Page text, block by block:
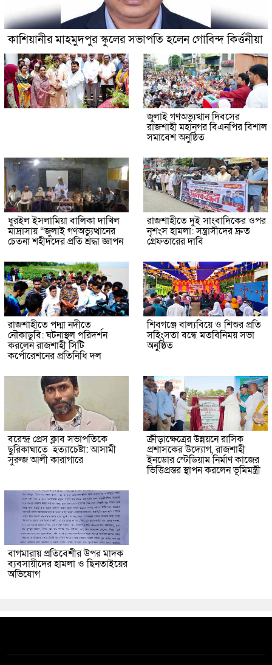
কাশিয়ানীর মাহমুদপুর স্কুলের সভাপতি হলেন গোবিন্দ কির্ত্তনীয়া
জুলাই গণঅভ্যুত্থান দিবসের
রাজশাহী মহানগর বিএনপির বিশাল
সমাবেশ অনুষ্ঠিত
ধুরইল ইসলামিয়া বালিকা দাখিল
মাদ্রাসায় “জুলাই গণঅভ্যুত্থানের
চেতনা শহীদদের প্রতি শ্রদ্ধা জ্ঞাপন
রাজশাহীতে দুই সাংবাদিকের ওপর
নৃশংস হামলা: সন্ত্রাসীদের দ্রুত
গ্রেফতারের দাবি
রাজশাহীতে পদ্মা নদীতে
নৌকাডুবি: ঘটনাস্থল পরিদর্শন
করলেন রাজশাহী সিটি
কর্পোরেশনের প্রতিনিধি দল
শিবগঞ্জে বাল্যবিয়ে ও শিশুর প্রতি
সহিংসতা বন্ধে মতবিনিময় সভা
অনুষ্ঠিত
বরেন্দ্র প্রেস ক্লাব সভাপতিকে
ছুরিকাঘাতে হত্যাচেষ্টা: আসামী
সুরুজ আলী কারাগারে
ক্রীড়াক্ষেত্রের উন্নয়নে রাসিক
প্রশাসকের উদ্যোগ, রাজশাহী
ইনডোর স্টেডিয়াম নির্মাণ কাজের
ভিত্তিপ্রস্তর স্থাপন করলেন ভূমিমন্ত্রী
বাগমারায় প্রতিবেশীর উপর মাদক
ব্যবসায়ীদের হামলা ও ছিনতাইয়ের
অভিযোগ